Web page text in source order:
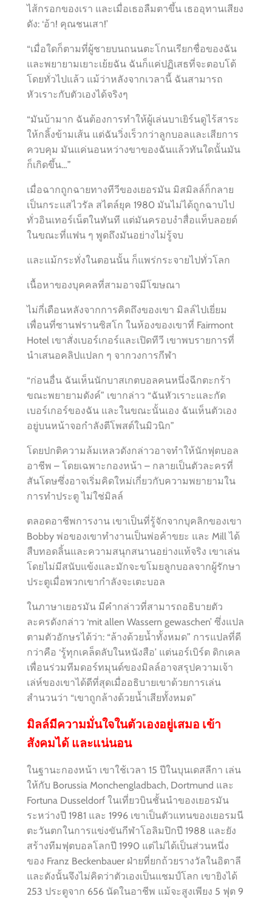
ไส้กรอกของเรา และเมื่อเธอลืมตาขึ้น เธออุทานเสียง
ดัง: ‘อ้า! คุณชนเสา!’
“เมื่อใดก็ตามที่ผู้ชายบนถนนตะโกนเรียกชื่อของฉัน
และพยายามเยาะเย้ยฉัน ฉันก็แค่ปฏิเสธที่จะตอบโต้
โดยทั่วไปแล้ว แม้ว่าหลังจากเวลานี้ ฉันสามารถ
หัวเราะกับตัวเองได้จริงๆ
“มันบ้ามาก ฉันต้องการทำให้ผู้เล่นบาเยิร์นดูไร้สาระ
ให้กลิ้งข้ามเส้น แต่ฉันวิ่งเร็วกว่าลูกบอลและเสียการ
ควบคุม มันแค่นอนหว่างขาของฉันแล้วทันใดนั้นมัน
ก็เกิดขึ้น…”
เมื่อฉากถูกฉายทางทีวีของเยอรมัน มิสมิลล์ก็กลาย
เป็นกระแสไวรัล สไตล์ยุค 1980 มันไม่ได้ถูกฉาบไป
ทั่วอินเทอร์เน็ตในทันที แต่มันครอบงำสื่อแท็บลอยด์
ในขณะที่แฟน ๆ พูดถึงมันอย่างไม่รู้จบ
และแม้กระทั่งในตอนนั้น ก็แพร่กระจายไปทั่วโลก
เนื้อหาของบุคคลที่สามอาจมีโฆษณา
ไม่กี่เดือนหลังจากการคิดถึงของเขา มิลล์ไปเยี่ยม
เพื่อนที่ซานฟรานซิสโก ในห้องของเขาที่ Fairmont
Hotel เขาสั่งเบอร์เกอร์และเปิดทีวี เขาพบรายการที่
นำเสนอคลิปแปลก ๆ จากวงการกีฬา
“ก่อนอื่น ฉันเห็นนักบาสเกตบอลคนหนึ่งฉีกตะกร้า
ขณะพยายามดังค์” เขากล่าว “ฉันหัวเราะและกัด
เบอร์เกอร์ของฉัน และในขณะนั้นเอง ฉันเห็นตัวเอง
อยู่บนหน้าจอกำลังตีโพสต์ในมิวนิก”
โดยปกติความล้มเหลวดังกล่าวอาจทำให้นักฟุตบอล
อาชีพ – โดยเฉพาะกองหน้า – กลายเป็นตัวละครที่
สันโดษซึ่งอาจเริ่มคิดใหม่เกี่ยวกับความพยายามใน
การทำประตู ไม่ใช่มิลล์
ตลอดอาชีพการงาน เขาเป็นที่รู้จักจากบุคลิกของเขา
Bobby พ่อของเขาทำงานเป็นพ่อค้าขยะ และ Mill ได้
สืบทอดลิ้นและความสนุกสนานอย่างแท้จริง เขาเล่น
โดยไม่มีสนับแข้งและมักจะขโมยลูกบอลจากผู้รักษา
ประตูเมื่อพวกเขากำลังจะเตะบอล
ในภาษาเยอรมัน มีคำกล่าวที่สามารถอธิบายตัว
ละครดังกล่าว ‘mit allen Wassern gewaschen’ ซึ่งแปล
ตามตัวอักษรได้ว่า: “ล้างด้วยน้ำทั้งหมด” การแปลที่ดี
กว่าคือ ‘รู้ทุกเคล็ดลับในหนังสือ’ แต่นอร์เบิร์ต ดิกเคล
เพื่อนร่วมทีมดอร์ทมุนด์ของมิลล์อาจสรุปความเจ้า
เล่ห์ของเขาได้ดีที่สุดเมื่ออธิบายเขาด้วยการเล่น
สำนวนว่า “เขาถูกล้างด้วยน้ำเสียทั้งหมด”
มิลล์มีความมั่นใจในตัวเองอยู่เสมอ เข้า
สังคมได้ และแน่นอน
ในฐานะกองหน้า เขาใช้เวลา 15 ปีในบุนเดสลีกา เล่น
ให้กับ Borussia Monchengladbach, Dortmund และ
Fortuna Dusseldorf ในเที่ยวบินชั้นนำของเยอรมัน
ระหว่างปี 1981 และ 1996 เขาเป็นตัวแทนของเยอรมนี
ตะวันตกในการแข่งขันกีฬาโอลิมปิกปี 1988 และยัง
สร้างทีมฟุตบอลโลกปี 1990 แต่ไม่ได้เป็นส่วนหนึ่ง
ของ Franz Beckenbauer ฝ่ายที่ยกถ้วยรางวัลในอิตาลี
และดังนั้นจึงไม่คิดว่าตัวเองเป็นแชมป์โลก เขายิงได้
253 ประตูจาก 656 นัดในอาชีพ แม้จะสูงเพียง 5 ฟุต 9